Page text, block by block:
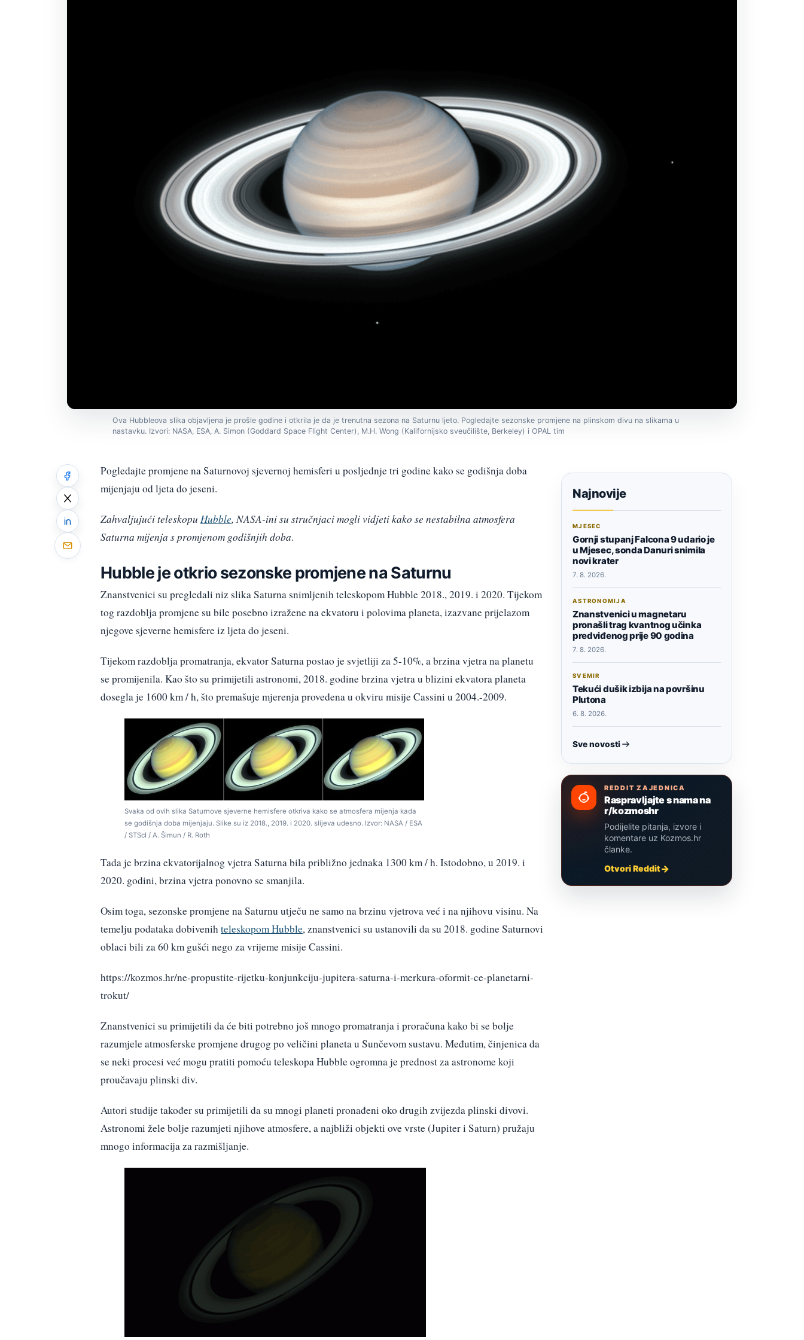
Ova Hubbleova slika objavljena je prošle godine i otkrila je da je trenutna sezona na Saturnu ljeto. Pogledajte sezonske promjene na plinskom divu na slikama u
nastavku. Izvori: NASA, ESA, A. Simon (Goddard Space Flight Center), M.H. Wong (Kalifornijsko sveučilište, Berkeley) i OPAL tim
Pogledajte promjene na Saturnovoj sjevernoj hemisferi u posljednje tri godine kako se godišnja doba
mijenjaju od ljeta do jeseni.
Zahvaljujući teleskopu Hubble, NASA-ini su stručnjaci mogli vidjeti kako se nestabilna atmosfera
Saturna mijenja s promjenom godišnjih doba.
Hubble je otkrio sezonske promjene na Saturnu
Znanstvenici su pregledali niz slika Saturna snimljenih teleskopom Hubble 2018., 2019. i 2020. Tijekom
tog razdoblja promjene su bile posebno izražene na ekvatoru i polovima planeta, izazvane prijelazom
njegove sjeverne hemisfere iz ljeta do jeseni.
Tijekom razdoblja promatranja, ekvator Saturna postao je svjetliji za 5-10%, a brzina vjetra na planetu
se promijenila. Kao što su primijetili astronomi, 2018. godine brzina vjetra u blizini ekvatora planeta
dosegla je 1600 km / h, što premašuje mjerenja provedena u okviru misije Cassini u 2004.-2009.
Svaka od ovih slika Saturnove sjeverne hemisfere otkriva kako se atmosfera mijenja kada
se godišnja doba mijenjaju. Slike su iz 2018., 2019. i 2020. slijeva udesno. Izvor: NASA / ESA
/ STScI / A. Šimun / R. Roth
Tada je brzina ekvatorijalnog vjetra Saturna bila približno jednaka 1300 km / h. Istodobno, u 2019. i
2020. godini, brzina vjetra ponovno se smanjila.
Osim toga, sezonske promjene na Saturnu utječu ne samo na brzinu vjetrova već i na njihovu visinu. Na
temelju podataka dobivenihteleskopom Hubble, znanstvenici su ustanovili da su 2018. godine Saturnovi
oblaci bili za 60 km gušći nego za vrijeme misije Cassini.
https://kozmos.hr/ne-propustite-rijetku-konjunkciju-jupitera-saturna-i-merkura-oformit-ce-planetarni-
trokut/
Znanstvenici su primijetili da će biti potrebno još mnogo promatranja i proračuna kako bi se bolje
razumjele atmosferske promjene drugog po veličini planeta u Sunčevom sustavu. Međutim, činjenica da
se neki procesi već mogu pratiti pomoću teleskopa Hubble ogromna je prednost za astronome koji
proučavaju plinski div.
Autori studije također su primijetili da su mnogi planeti pronađeni oko drugih zvijezda plinski divovi.
Astronomi žele bolje razumjeti njihove atmosfere, a najbliži objekti ove vrste (Jupiter i Saturn) pružaju
mnogo informacija za razmišljanje.
Najnovije
MJESEC
Gornji stupanj Falcona 9 udario je
u Mjesec, sonda Danuri snimila
novi krater
7. 8. 2026.
ASTRONOMIJA
Znanstvenici u magnetaru
pronašli trag kvantnog učinka
predviđenog prije 90 godina
7. 8. 2026.
SVEMIR
Tekući dušik izbija na površinu
Plutona
6. 8. 2026.
Sve novosti
REDDIT ZAJEDNICA
Raspravljajte s nama na
r/kozmoshr
Podijelite pitanja, izvore i
komentare uz Kozmos.hr
članke.
Otvori Reddit